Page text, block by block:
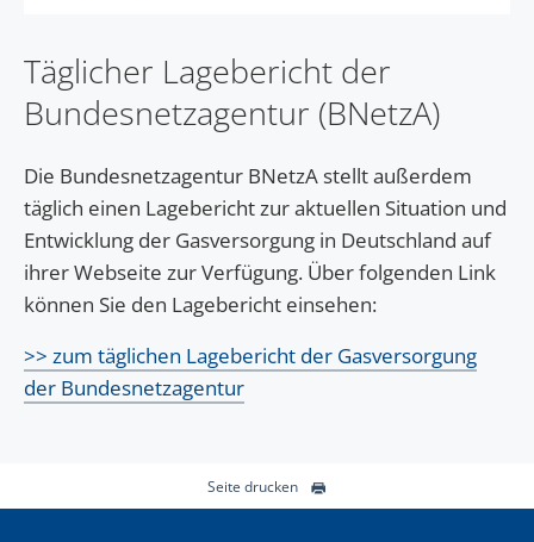
haben oder die sie im Rahmen Ihrer Nutzung der Dienste
gesammelt haben. Sie geben Einwilligung zu unseren
Cookies, wenn Sie unsere Webseite weiterhin nutzen.
Täglicher Lagebericht der
Bundesnetzagentur (BNetzA)
Die Bundesnetzagentur BNetzA stellt außerdem
täglich einen Lagebericht zur aktuellen Situation und
Entwicklung der Gasversorgung in Deutschland auf
ihrer Webseite zur Verfügung. Über folgenden Link
können Sie den Lagebericht einsehen:
>> zum täglichen Lagebericht der Gasversorgung
der Bundesnetzagentur
Seite drucken